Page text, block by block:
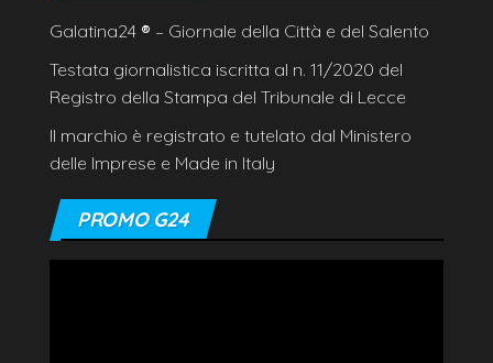
Galatina24 ® – Giornale della Città e del Salento
Testata giornalistica iscritta al n. 11/2020 del
Registro della Stampa del Tribunale di Lecce
Il marchio è registrato e tutelato dal Ministero
delle Imprese e Made in Italy
PROMO G24